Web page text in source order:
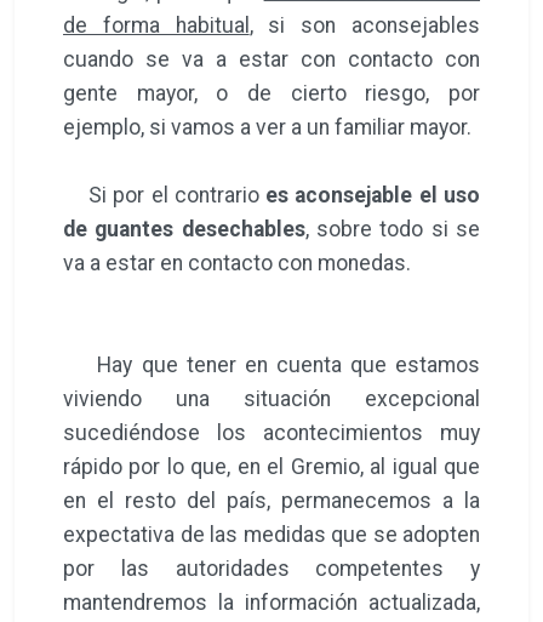
de forma habitual , si son aconsejables
cuando se va a estar con contacto con
gente mayor, o de cierto riesgo, por
ejemplo, si vamos a ver a un familiar mayor.
Si por el contrario es aconsejable el uso
de guantes desechables, sobre todo si se
va a estar en contacto con monedas.
Hay que tener en cuenta que estamos
viviendo una situación excepcional
sucediéndose los acontecimientos muy
rápido por lo que, en el Gremio, al igual que
en el resto del país, permanecemos a la
expectativa de las medidas que se adopten
por las autoridades competentes y
mantendremos la información actualizada,